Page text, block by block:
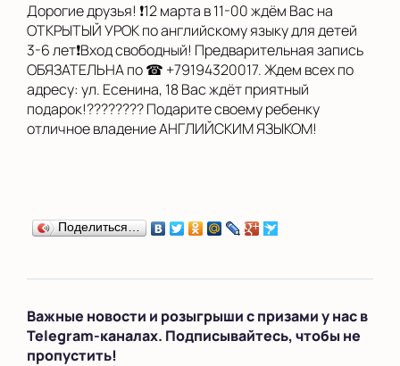
Дорогие друзья! ❗12 марта в 11-00 ждём Вас на
ОТКРЫТЫЙ УРОК по английскому языку для детей
3-6 лет❗Вход свободный! Предварительная запись
ОБЯЗАТЕЛЬНА по ☎ +79194320017. Ждем всех по
адресу: ул. Есенина, 18 Вас ждёт приятный
подарок!???????? Подарите своему ребенку
отличное владение АНГЛИЙСКИМ ЯЗЫКОМ!
Поделиться…
Важные новости и розыгрыши с призами у нас в
Telegram-каналах. Подписывайтесь, чтобы не
пропустить!